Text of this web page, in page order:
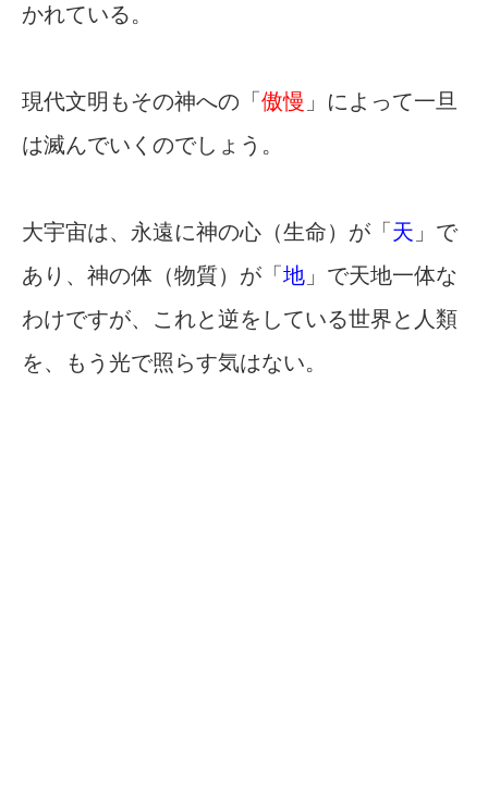
かれている。
現代文明もその神への「 傲慢 」によって一旦
は滅んでいくのでしょう。
大宇宙は、永遠に神の心（生命）が「 天 」で
あり、神の体（物質）が「 地 」で天地一体な
わけですが、これと逆をしている世界と人類
を、もう光で照らす気はない。